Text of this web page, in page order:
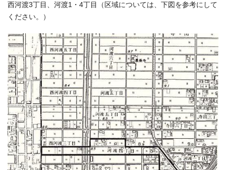
西河渡3丁目、河渡1・4丁目（区域については、下図を参考にして
ください。）